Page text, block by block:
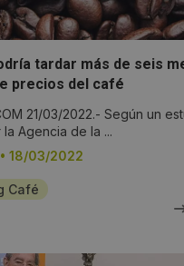
tardar más de seis
precios del café
21/03/2022.- Según un
Agencia de la ...
• 18/03/2022
Café